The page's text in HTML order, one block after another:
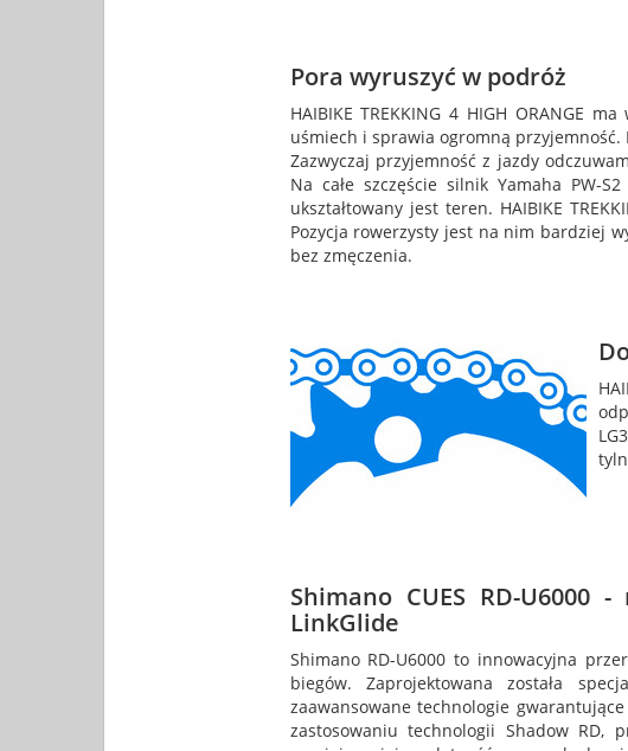
Pora wyruszyć w podróż
HAIBIKE TREKKING 4 HIGH ORANGE
uśmiech i sprawia ogromną
Zazwyczaj przyjemność z jazdy
Na całe szczęście silnik Yamaha PW-
ukształtowany jest teren. HAIBIKE
Pozycja rowerzysty jest na nim bardziej
bez zmęczenia.
Shimano CUES RD-U6000
LinkGlide
Shimano RD-U6000 to innowacyjna
biegów. Zaprojektowana została
zaawansowane technologie
zastosowaniu technologii Shadow RD,